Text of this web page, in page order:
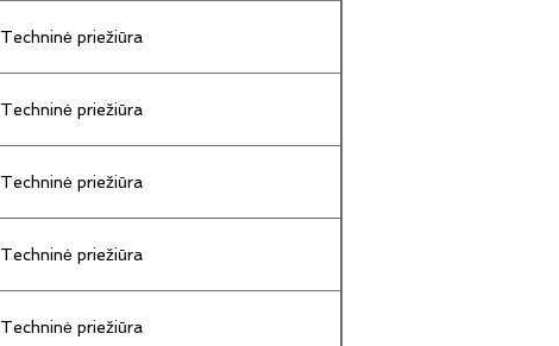
Techninė priežiūra
Techninė priežiūra
Techninė priežiūra
Techninė priežiūra
Techninė priežiūra